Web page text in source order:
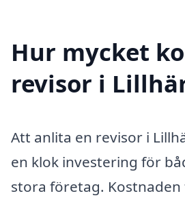
Hur mycket
revisor i
Att anlita en revisor i
en klok investering för
stora företag.